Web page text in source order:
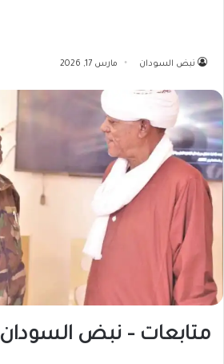
نبض السودان مارس 17, 2026
متابعات – نبض السودان